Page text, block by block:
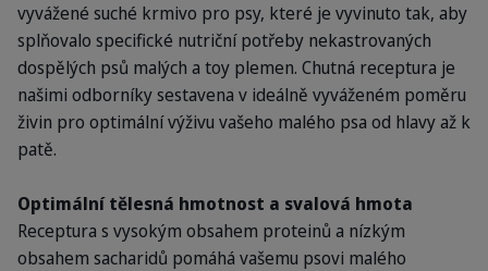
vyvážené suché krmivo pro psy, které je vyvinuto tak, aby
splňovalo specifické nutriční potřeby nekastrovaných
dospělých psů malých a toy plemen. Chutná receptura je
našimi odborníky sestavena v ideálně vyváženém poměru
živin pro optimální výživu vašeho malého psa od hlavy až k
patě.
Optimální tělesná hmotnost a svalová hmota
Receptura s vysokým obsahem proteinů a nízkým
obsahem sacharidů pomáhá vašemu psovi malého